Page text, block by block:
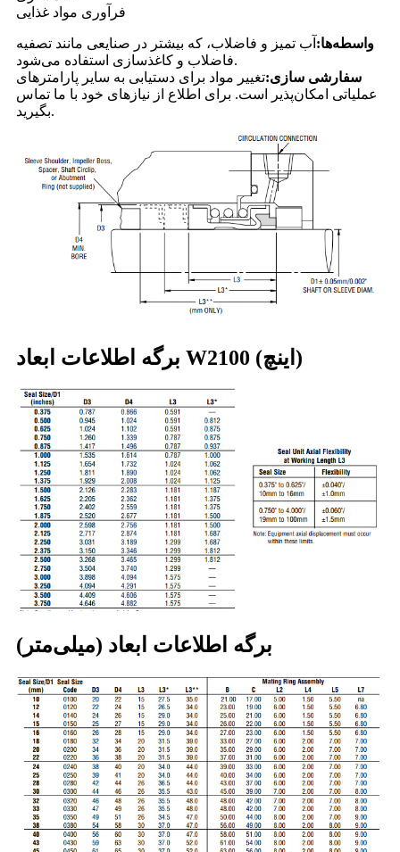
فرآوری مواد غذایی
واسطه‌ها: آب تمیز و فاضلاب، که بیشتر در صنایعی مانند تصفیه
فاضلاب و کاغذسازی استفاده می‌شود.
سفارشی سازی:تغییر مواد برای دستیابی به سایر پارامترهای
عملیاتی امکان‌پذیر است. برای اطلاع از نیازهای خود با ما تماس
بگیرید.
برگه اطلاعات ابعاد W2100 (اینچ)
برگه اطلاعات ابعاد (میلی‌متر)